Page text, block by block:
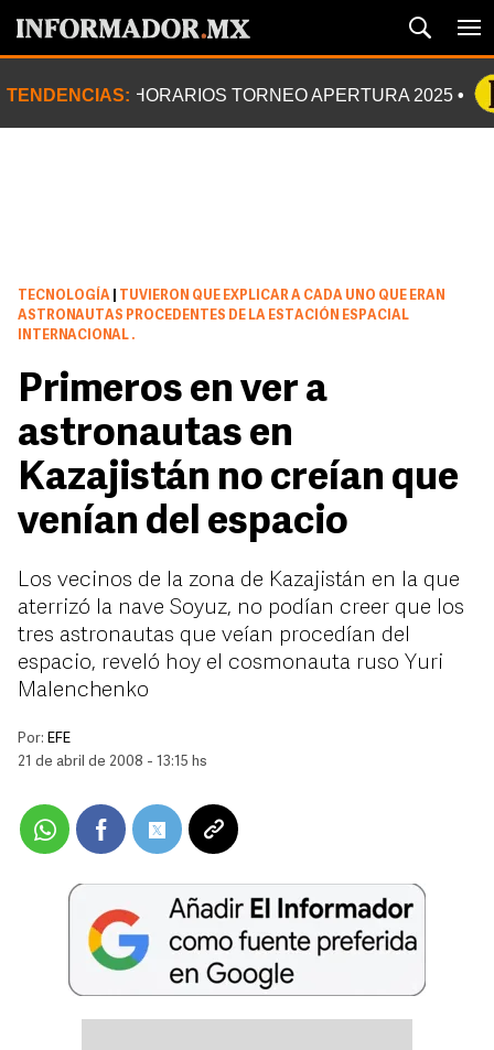
TENDENCIAS: HORARIOS TORNEO APERTURA 2025
TECNOLOGÍA
TUVIERON QUE EXPLICAR A CADA UNO QUE ERAN
ASTRONAUTAS PROCEDENTES DE LA ESTACIÓN ESPACIAL
INTERNACIONAL .
Primeros en ver a
astronautas en
Kazajistán no creían que
venían del espacio
Los vecinos de la zona de Kazajistán en la que
aterrizó la nave Soyuz, no podían creer que los
tres astronautas que veían procedían del
espacio, reveló hoy el cosmonauta ruso Yuri
Malenchenko
Por: EFE
21 de abril de 2008 - 13:15 hs